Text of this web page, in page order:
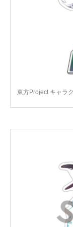
東方Project キャラ